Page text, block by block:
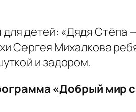
детей: «Дядя Стёпа
Сергея Михалкова
и задором.
«Добрый мир